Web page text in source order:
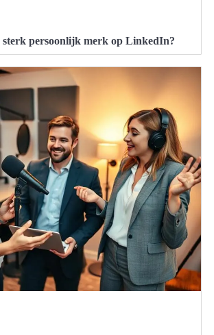
sterk persoonlijk merk op LinkedIn?